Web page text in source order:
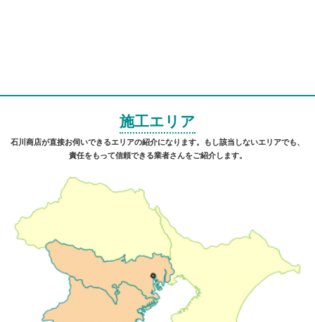
施工エリア
石川商店が直接お伺いできるエリアの紹介になります。もし該当しないエリアでも、
責任をもって信頼できる業者さんをご紹介します。